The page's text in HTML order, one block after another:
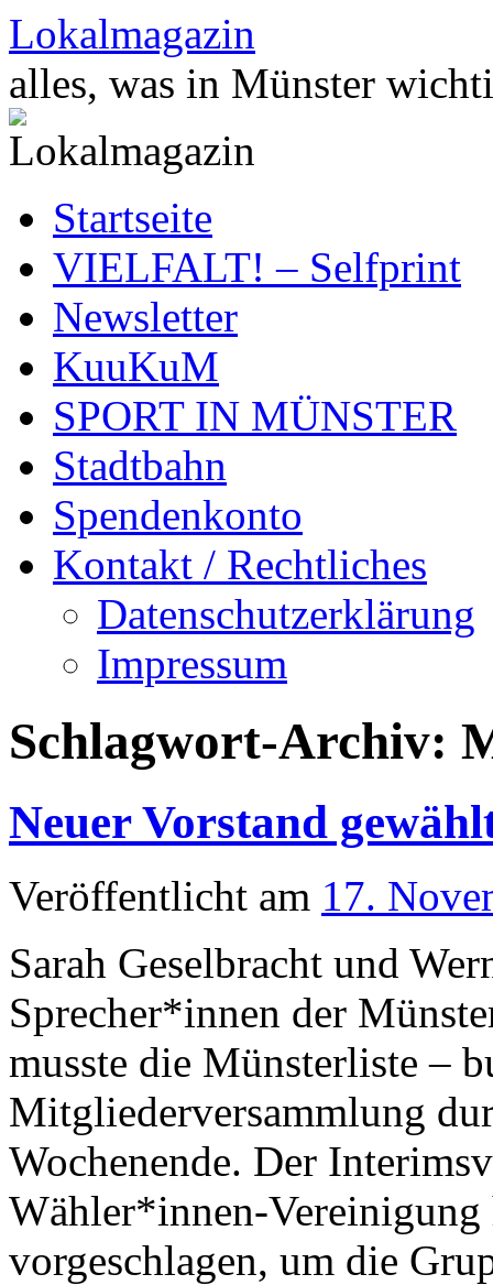
Zum
Inhalt
springen
Lokalmagazin
alles, was in Münster
Startseite
VIELFALT! – Selfprint
Newsletter
KuuKuM
SPORT IN MÜNSTER
Stadtbahn
Spendenkonto
Kontakt / Rechtliches
Datenschutzerklärung
Impressum
Schlagwort-Archiv:
Neuer Vorstand
Veröffentlicht am 17.
Sarah Geselbracht und
Sprecher*innen der
musste die Münsterliste –
Mitgliederversammlung
Wochenende. Der
Wähler*innen-Vereinigung
vorgeschlagen, um die